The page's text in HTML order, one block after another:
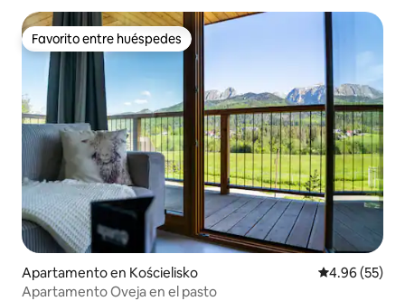
Favorito entre huéspedes
Favorito entre huéspedes
Apartamento en Kościelisko Calificación
4.96 (55)
Apartamento Oveja en el pasto